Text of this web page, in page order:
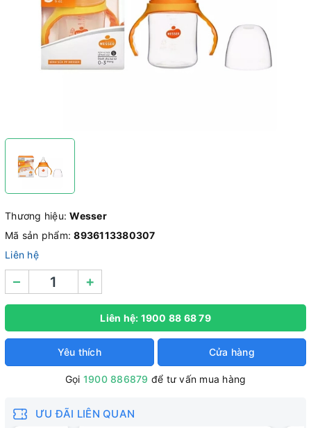
Thương hiệu:Wesser
Mã sản phẩm:8936113380307
Liên hệ
– +
Liên hệ: 1900 88 68 79
Yêu thích Cửa hàng
Gọi 1900 886879 để tư vấn mua hàng
ƯU ĐÃI LIÊN QUAN